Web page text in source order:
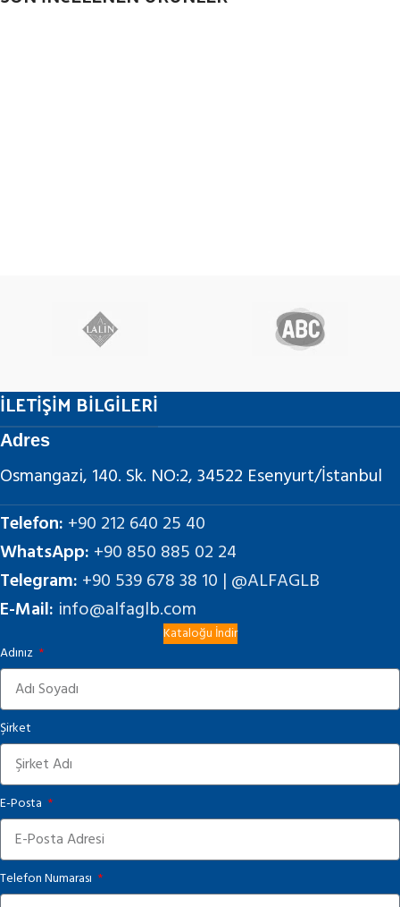
İLETİŞİM BİLGİLERİ
Adres
Osmangazi, 140. Sk. NO:2, 34522 Esenyurt/İstanbul
Telefon: +90 212 640 25 40
WhatsApp: +90 850 885 02 24
Telegram: +90 539 678 38 10 | @ALFAGLB
E-Mail: info@alfaglb.com
Kataloğu İndir
Adınız
Şirket
E-Posta
Telefon Numarası